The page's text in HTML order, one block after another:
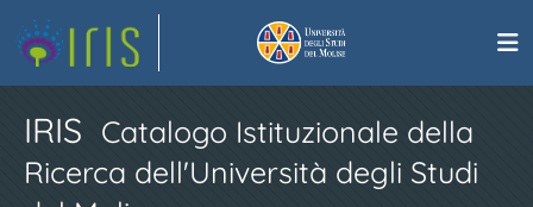
IRIS Catalogo Istituzionale della
Ricerca dell'Università degli Studi